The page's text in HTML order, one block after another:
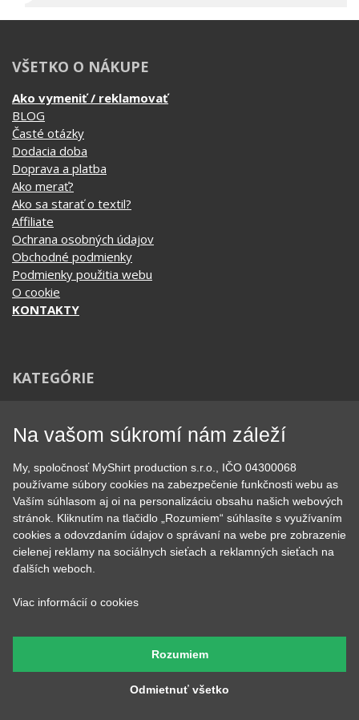
VŠETKO O NÁKUPE
Ako vymeniť / reklamovať
BLOG
Časté otázky
Dodacia doba
Doprava a platba
Ako merať?
Ako sa starať o textil?
Affiliate
Ochrana osobných údajov
Obchodné podmienky
Podmienky použitia webu
O cookie
KONTAKTY
KATEGÓRIE
Všetky motívy
Darčekové poukazy
Auto - Moto
Hrnčeky
Cestovanie
EKG - moje srdce bije
Evolúcia
Film a Seriál
Geek
Hudobné
Kvetiny
Nápisy
Povolania
Pre kamarátky a kamarátov
Rodinné
Sex
Športy
Školské
Tehotenské tričká
MyShirt
Na vašom súkromí nám záleží
My, spoločnosť MyShirt production s.r.o., IČO 04300068
používame súbory cookies na zabezpečenie funkčnosti webu as
Vaším súhlasom aj oi na personalizáciu obsahu našich webových
stránok. Kliknutím na tlačidlo „Rozumiem“ súhlasíte s využívaním
cookies a odovzdaním údajov o správaní na webe pre zobrazenie
cielenej reklamy na sociálnych sieťach a reklamných sieťach na
ďalších weboch.
Viac informácií o cookies
Odmietnuť všetko
Rozumiem